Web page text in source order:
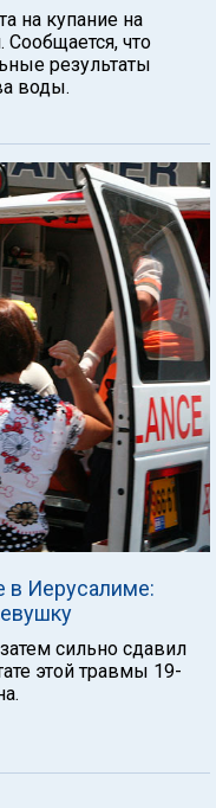
на купание на
что
результаты
воды.
в Иерусалиме:
сильно сдавил
этой травмы 19-